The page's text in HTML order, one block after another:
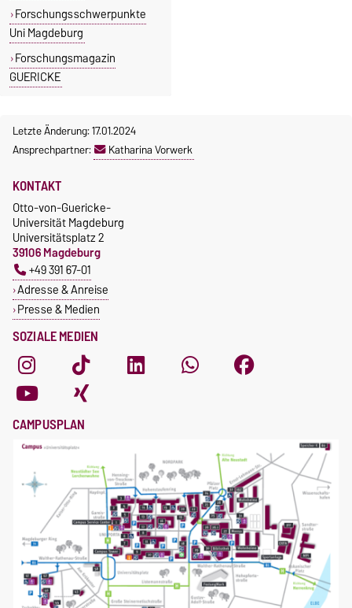
Forschungsschwerpunkte
Uni Magdeburg
Forschungsmagazin
GUERICKE
Letzte Änderung: 17.01.2024
Ansprechpartner:
Katharina Vorwerk
SOZIALE MEDIEN
KONTAKT
Otto-von-Guericke-
Universität Magdeburg
Universitätsplatz 2
39106 Magdeburg
+49 391 67-01
Adresse & Anreise
Presse & Medien
CAMPUSPLAN